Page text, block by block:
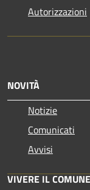
Autorizzazioni
NOVITÀ
Notizie
Comunicati
Avvisi
VIVERE IL COMUNE